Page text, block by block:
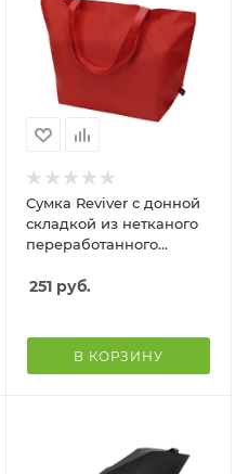
Сумка Reviver с донной
складкой из нетканого
переработанного
красный
251 руб.
В КОРЗИНУ